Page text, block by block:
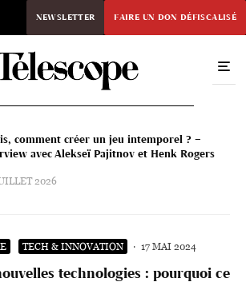
NEWSLETTER FAIRE UN DON DÉFISCALISÉ
comment créer un jeu intemporel ? –
avec Alekseï Pajitnov et Henk Rogers
2026
TECH & INNOVATION · 17 MAI 2024
technologies : pourquoi ce